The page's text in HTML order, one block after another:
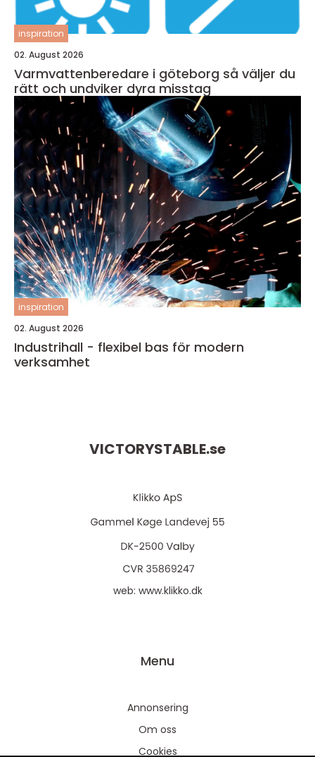
inspiration
02. August 2026
Varmvattenberedare i göteborg så väljer du
rätt och undviker dyra misstag
inspiration
02. August 2026
Industrihall - flexibel bas för modern
verksamhet
VICTORYSTABLE.se
web: www.klikko.dk
Menu
Annonsering
Om oss
Cookies